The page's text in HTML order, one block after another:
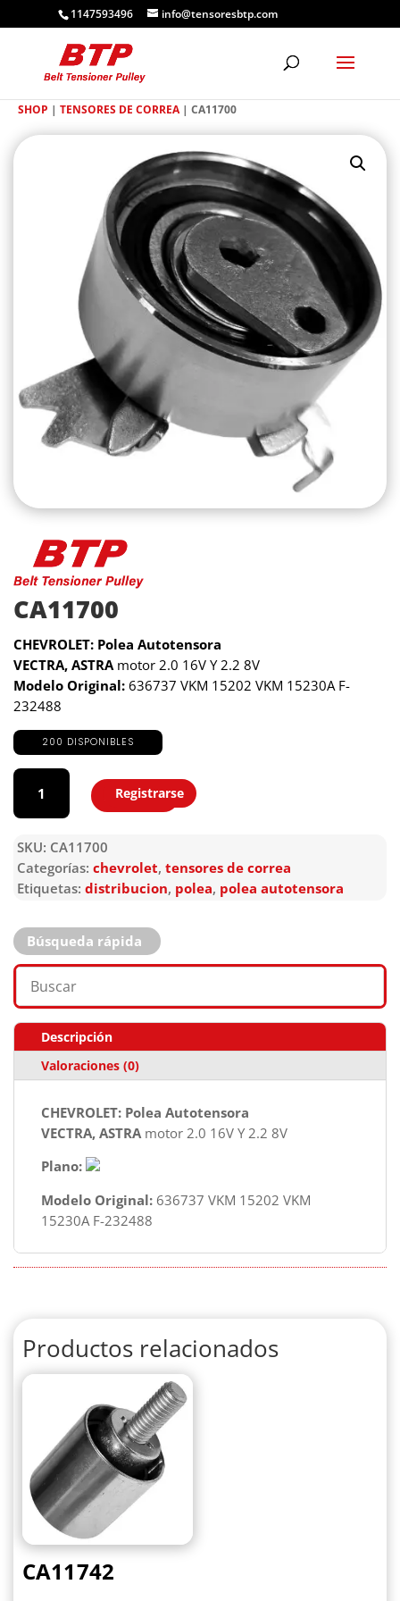
1147593496 info@tensoresbtp.com
SHOP | TENSORES DE CORREA| CA11700
CA11700
CHEVROLET: Polea Autotensora
VECTRA, ASTRA motor 2.0 16V Y 2.2 8V
Modelo Original: 636737 VKM 15202 VKM 15230A F-
232488
200 DISPONIBLES
CA11700
cantidad
Agregar
Registrarse
SKU: CA11700
Categorías: chevrolet, tensores de correa
Etiquetas: distribucion, polea, polea autotensora
Búsqueda rápida
Descripción
Valoraciones (0)
CHEVROLET: Polea Autotensora
VECTRA, ASTRA motor 2.0 16V Y 2.2 8V
Plano:
Modelo Original: 636737 VKM 15202 VKM
15230A F-232488
Productos relacionados
CA11742